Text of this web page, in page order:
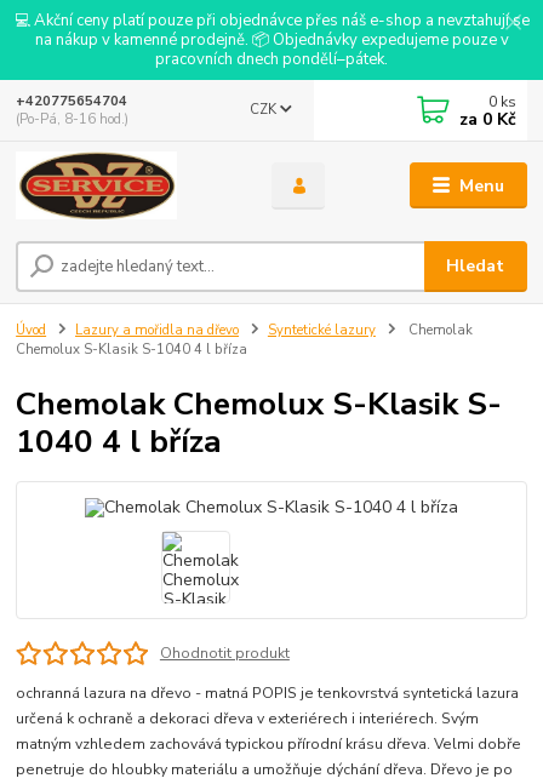
💻 Akční ceny platí pouze při objednávce přes náš e-shop a nevztahují se
na nákup v kamenné prodejně. 📦 Objednávky expedujeme pouze v
pracovních dnech pondělí–pátek.
Menu
CZK
Hledat
+420775654704
(Po-Pá, 8-16 hod.)
0 ks
za 0 Kč
Úvod Lazury a mořidla na dřevo Syntetické lazury
Chemolak
Chemolux S-Klasik S-1040 4 l bříza
Chemolak Chemolux S-Klasik S-
1040 4 l bříza
Ohodnotit produkt
ochranná lazura na dřevo - matná POPIS je tenkovrstvá syntetická lazura
určená k ochraně a dekoraci dřeva v exteriérech i interiérech. Svým
matným vzhledem zachovává typickou přírodní krásu dřeva. Velmi dobře
penetruje do hloubky materiálu a umožňuje dýchání dřeva. Dřevo je po